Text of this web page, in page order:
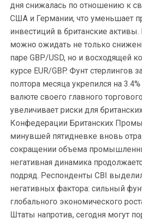
дня снижалась по отношению к
США и Германии, что уменьшает
инвестиций в британские активы.
можно ожидать не только
паре GBP/USD, но и восходящей
курсе EUR/GBP. Фунт стерлингов
полтора месяца укрепился на
валюте своего главного
увеличивает риски для
Конфедерации Британских
минувшей пятидневке вновь
сокращении объема
негативная динамика
подряд. Респонденты CBI
негативных фактора: сильный
глобального экономического
Штаты напротив, сегодня могут